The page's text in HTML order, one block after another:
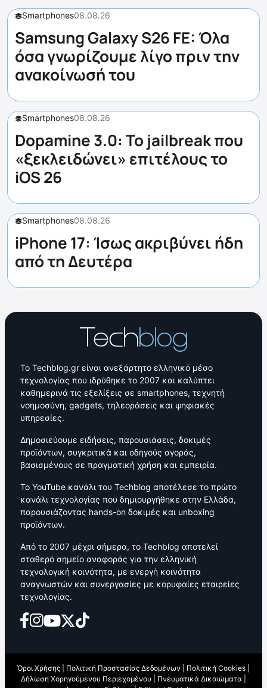
Smartphones08.08.26
Samsung Galaxy S26 FE: Όλα
όσα γνωρίζουμε λίγο πριν την
ανακοίνωσή του
Smartphones08.08.26
Dopamine 3.0: Το jailbreak που
«ξεκλειδώνει» επιτέλους το
iOS 26
Smartphones08.08.26
iPhone 17: Ίσως ακριβύνει ήδη
από τη Δευτέρα
Το Techblog.gr είναι ανεξάρτητο ελληνικό μέσο
τεχνολογίας που ιδρύθηκε το 2007 και καλύπτει
καθημερινά τις εξελίξεις σε smartphones, τεχνητή
νοημοσύνη, gadgets, τηλεοράσεις και ψηφιακές
υπηρεσίες.
Δημοσιεύουμε ειδήσεις, παρουσιάσεις, δοκιμές
προϊόντων, συγκριτικά και οδηγούς αγοράς,
βασισμένους σε πραγματική χρήση και εμπειρία.
Το YouTube κανάλι του Techblog αποτέλεσε το πρώτο
κανάλι τεχνολογίας που δημιουργήθηκε στην Ελλάδα,
παρουσιάζοντας hands-on δοκιμές και unboxing
προϊόντων.
Από το 2007 μέχρι σήμερα, το Techblog αποτελεί
σταθερό σημείο αναφοράς για την ελληνική
τεχνολογική κοινότητα, με ενεργή κοινότητα
αναγνωστών και συνεργασίες με κορυφαίες εταιρείες
τεχνολογίας.
Όροι Χρήσης Πολιτική Προστασίας Δεδομένων Πολιτική Cookies
Δήλωση Χορηγούμενου Περιεχομένου
Πνευματικά Δικαιώματα